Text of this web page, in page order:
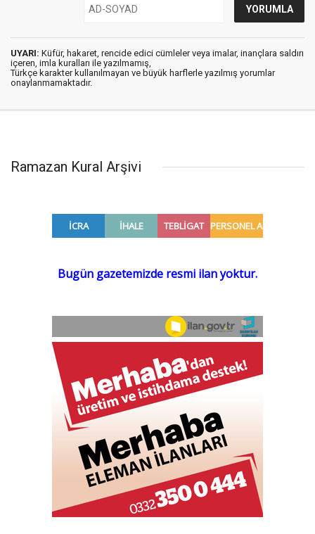
UYARI: Küfür, hakaret, rencide edici cümleler veya imalar, inançlara saldırı
içeren, imla kuralları ile yazılmamış,
Türkçe karakter kullanılmayan ve büyük harflerle yazılmış yorumlar
onaylanmamaktadır.
Ramazan Kural Arşivi